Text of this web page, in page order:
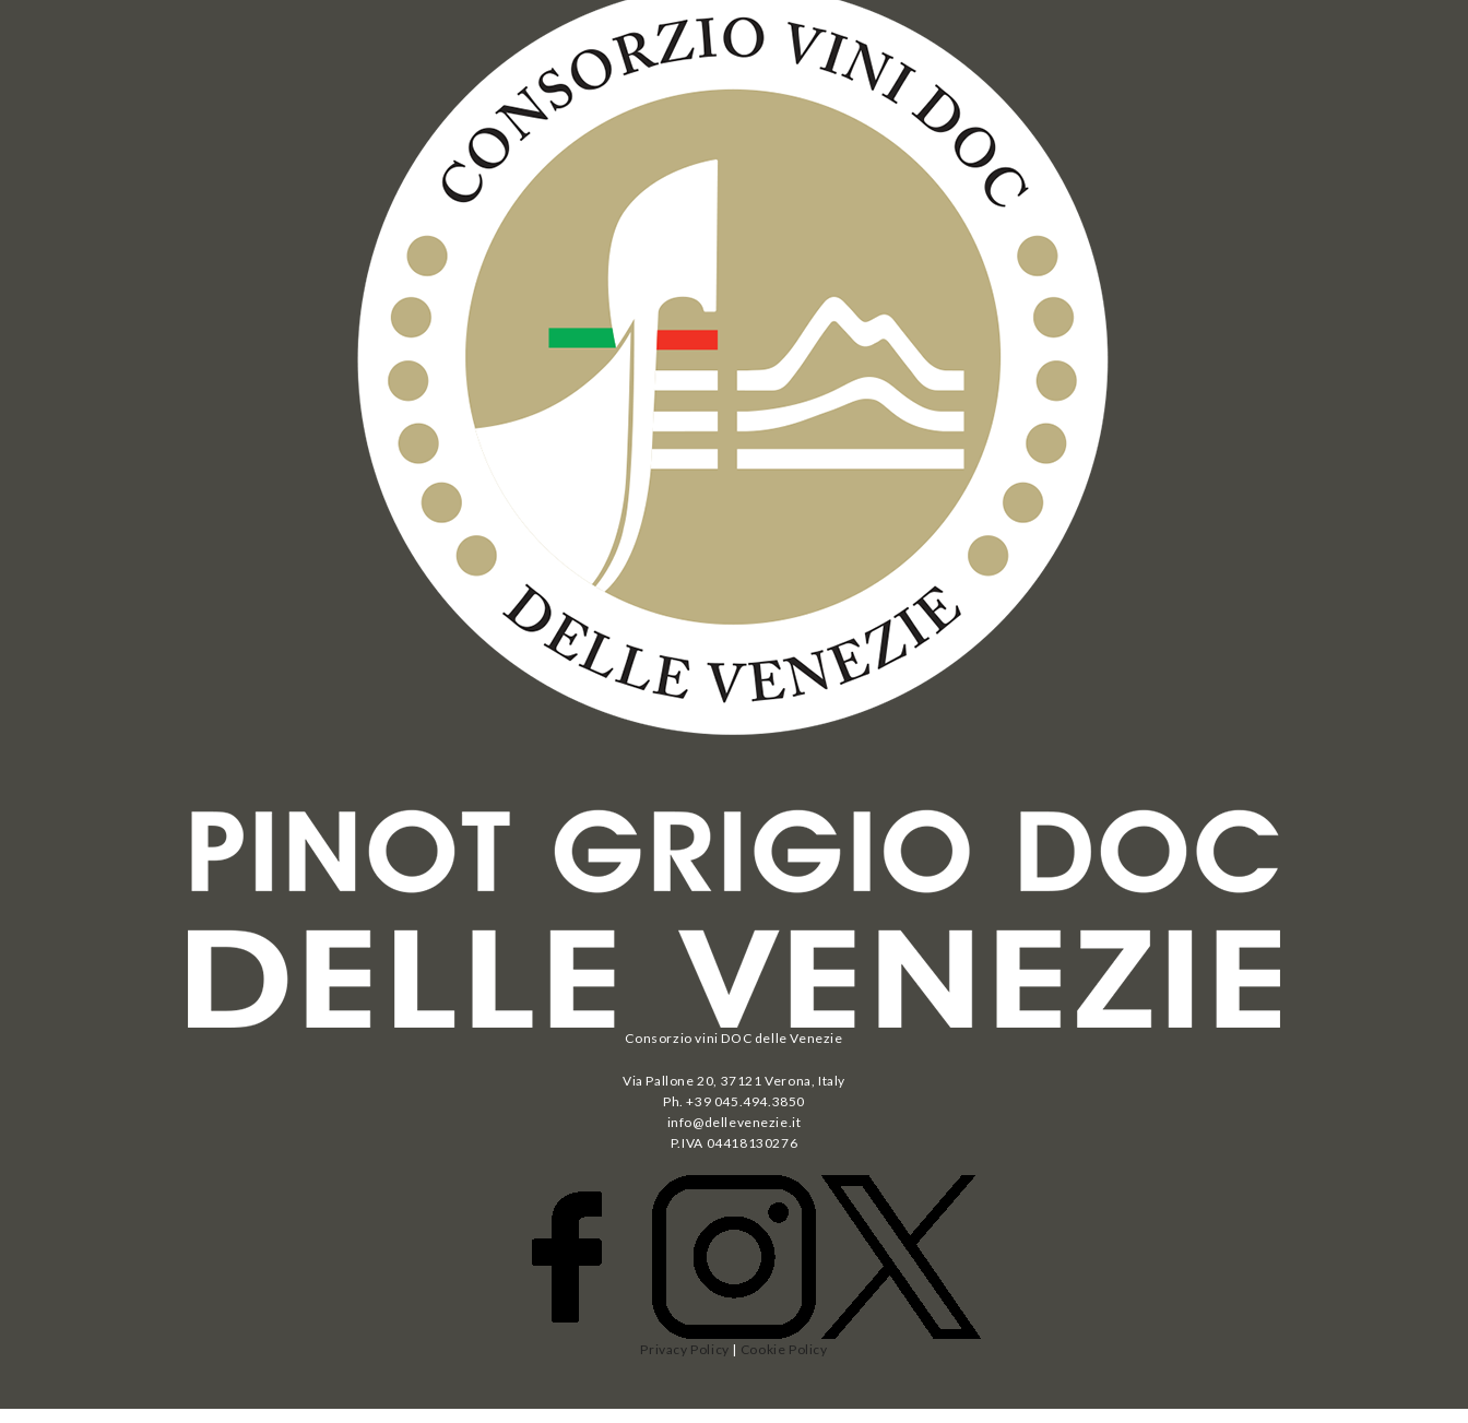
Consorzio vini DOC delle Venezie
Via Pallone 20, 37121 Verona, Italy
Ph. +39 045.494.3850
info@dellevenezie.it
P.IVA 04418130276
Privacy Policy | Cookie Policy